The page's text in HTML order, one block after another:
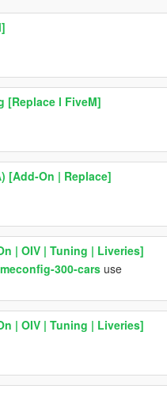
[Replace l FiveM]
[Add-On | Replace]
| OIV | Tuning | Liveries]
300-carsuse
| OIV | Tuning | Liveries]